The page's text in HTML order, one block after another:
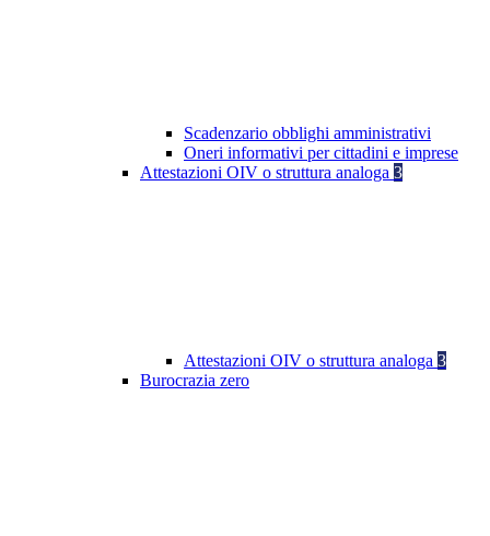
Scadenzario obblighi amministrativi
Oneri informativi per cittadini e imprese
Attestazioni OIV o struttura analoga 3
Attestazioni OIV o struttura analoga 3
Burocrazia zero